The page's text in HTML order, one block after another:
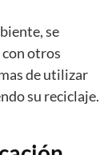
se
otros
de utilizar
su reciclaje.